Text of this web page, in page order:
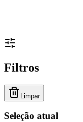
Filtros
Limpar
Seleção atual